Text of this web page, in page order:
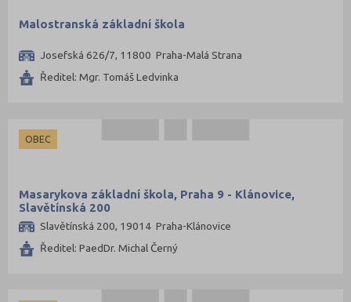
Malostranská základní škola
Josefská 626/7, 11800 Praha-Malá Strana
Ředitel: Mgr. Tomáš Ledvinka
OBEC
Masarykova základní škola, Praha 9 - Klánovice,
Slavětínská 200
Slavětínská 200, 19014 Praha-Klánovice
Ředitel: PaedDr. Michal Černý